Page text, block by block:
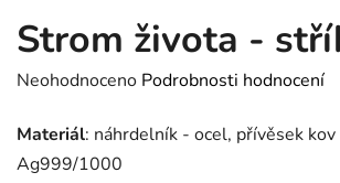
Strom života -
Průměrné
produktu
je
Neohodnoceno Podrobnosti hodnocení
Materiál: náhrdelník - ocel, přívěsek
Ag999/1000